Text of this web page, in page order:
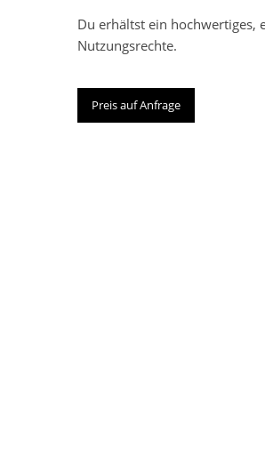
Du erhältst ein hochwertiges,
Nutzungsrechte.
Preis auf Anfrage